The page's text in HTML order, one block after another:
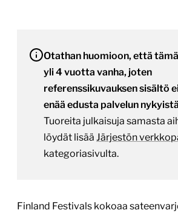
Otathan huomioon, että
yli 4 vuotta vanha, joten
referenssikuvauksen sisältö
enää edusta palvelun
Tuoreita julkaisuja samasta
löydät lisää Järjestön
kategoriasivulta.
Finland Festivals kokoaa